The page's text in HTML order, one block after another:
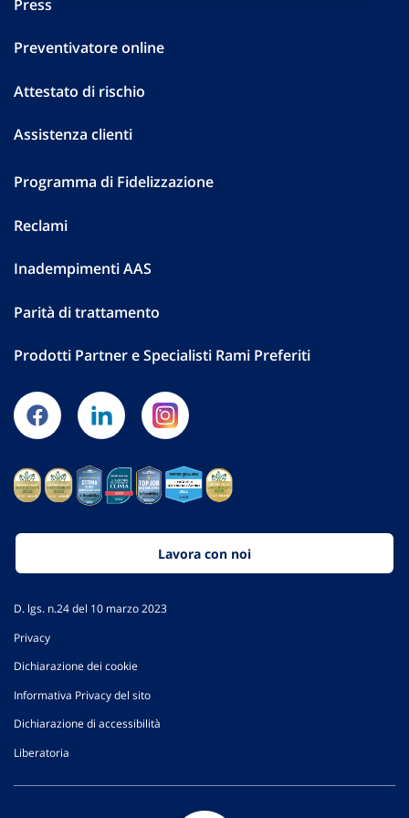
Press
Preventivatore online
Attestato di rischio
Assistenza clienti
Programma di Fidelizzazione
Reclami
Inadempimenti AAS
Parità di trattamento
Prodotti Partner e Specialisti Rami Preferiti
Lavora con noi
D. lgs. n.24 del 10 marzo 2023
Privacy
Dichiarazione dei cookie
Informativa Privacy del sito
Dichiarazione di accessibilità
Liberatoria